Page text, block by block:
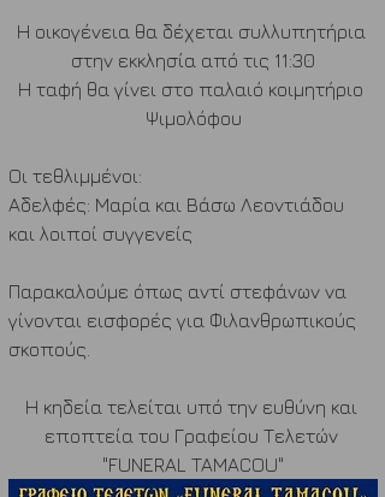
Η οικογένεια θα δέχεται συλλυπητήρια
στην εκκλησία από τις 11:30
Η ταφή θα γίνει στο παλαιό κοιμητήριο
Ψιμολόφου
Οι τεθλιμμένοι:
Αδελφές: Μαρία και Βάσω Λεοντιάδου
και λοιποί συγγενείς
Παρακαλούμε όπως αντί στεφάνων να
γίνονται εισφορές για Φιλανθρωπικούς
σκοπούς.
Η κηδεία τελείται υπό την ευθύνη και
εποπτεία του Γραφείου Τελετών
"FUNERAL TAMACOU"